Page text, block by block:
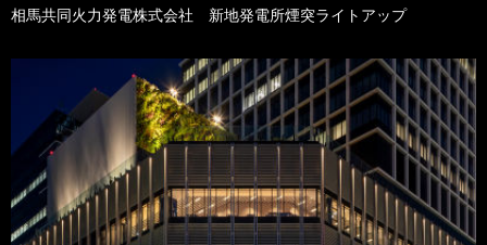
相馬共同火力発電株式会社 新地発電所煙突ライトアップ